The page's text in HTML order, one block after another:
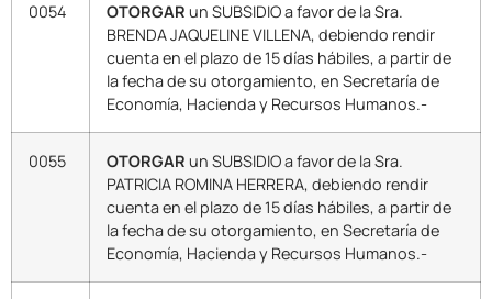
0054 OTORGAR un SUBSIDIO a favor de la Sra.
BRENDA JAQUELINE VILLENA, debiendo rendir
cuenta en el plazo de 15 días hábiles, a partir de
la fecha de su otorgamiento, en Secretaría de
Economía, Hacienda y Recursos Humanos.-
0055 OTORGAR un SUBSIDIO a favor de la Sra.
PATRICIA ROMINA HERRERA, debiendo rendir
cuenta en el plazo de 15 días hábiles, a partir de
la fecha de su otorgamiento, en Secretaría de
Economía, Hacienda y Recursos Humanos.-